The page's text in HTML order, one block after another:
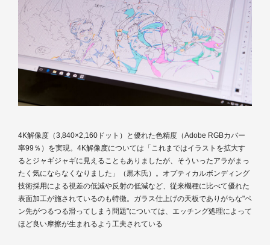
4K解像度（3,840×2,160ドット）と優れた色精度（Adobe RGBカバー
率99％）を実現。4K解像度については「これまではイラストを拡大す
るとジャギジャギに見えることもありましたが、そういったアラがまっ
たく気にならなくなりました」（黒木氏）。オプティカルボンディング
技術採用による視差の低減や反射の低減など、従来機種に比べて優れた
表面加工が施されているのも特徴。ガラス仕上げの天板でありがちな"ペ
ン先がつるつる滑ってしまう問題"については、エッチング処理によって
ほど良い摩擦が生まれるよう工夫されている